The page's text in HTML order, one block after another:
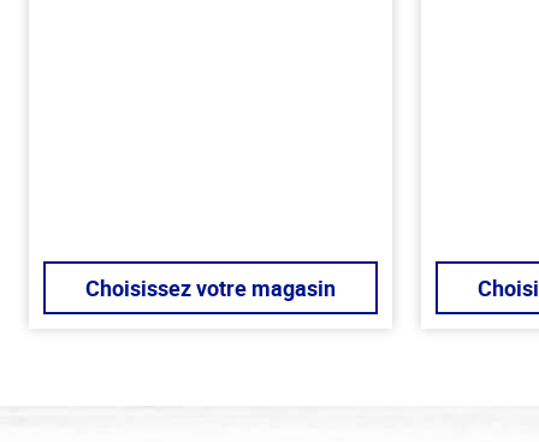
Choisissez votre magasin